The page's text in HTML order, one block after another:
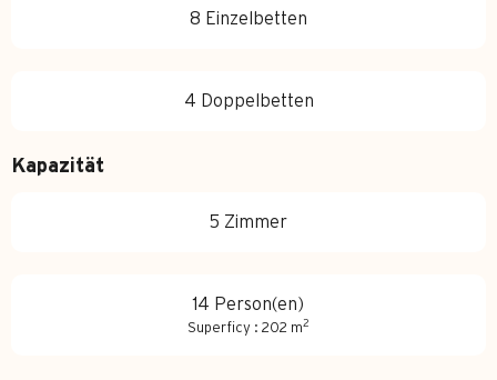
8 Einzelbetten
4 Doppelbetten
Kapazität
5 Zimmer
14 Person(en)
Superficy : 202 m2